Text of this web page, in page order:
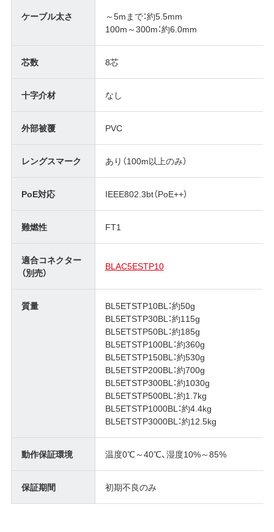
ケーブル太さ
～5mまで：約5.5mm
100m～300m：約6.0mm
芯数 8芯
十字介材 なし
外部被覆 PVC
レングスマーク あり（100m以上のみ）
PoE対応 IEEE802.3bt（PoE++）
難燃性 FT1
適合コネクター
（別売）
BLAC5ESTP10
質量
BL5ETSTP10BL：約50g
BL5ETSTP30BL：約115g
BL5ETSTP50BL：約185g
BL5ETSTP100BL：約360g
BL5ETSTP150BL：約530g
BL5ETSTP200BL：約700g
BL5ETSTP300BL：約1030g
BL5ETSTP500BL：約1.7kg
BL5ETSTP1000BL：約4.4kg
BL5ETSTP3000BL：約12.5kg
動作保証環境 温度0℃～40℃、湿度10%～85%
保証期間 初期不良のみ